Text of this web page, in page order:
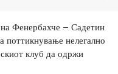
на Фенербахче – Садетин
поттикнување нелегално
клуб да одржи